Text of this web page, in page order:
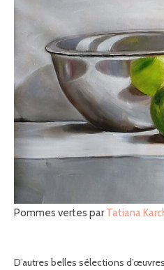
Pommes vertes parTatiana
D’autres belles sélections